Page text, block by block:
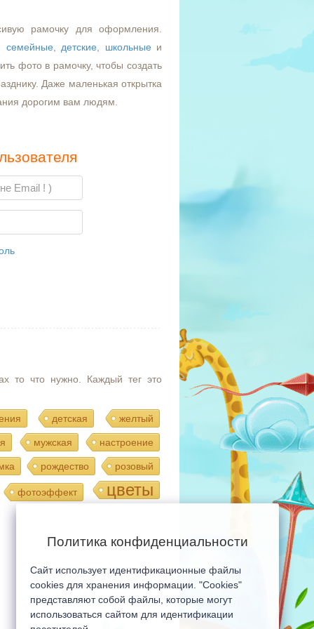
рамочку для оформления.
семейные детские школьные и
фото в рамочку, чтобы создать
Даже маленькая открытка
дорогим вам людям.
то что нужно. Каждый тег это
детская желтый
мужская настроение
рождество розовый
фотоэффект цветы
Мобильная версия сайта
Политика конфиденциальности
Сайт использует идентификационные файлы
cookies для хранения информации. "Cookies"
представляют собой файлы, которые могут
использоваться сайтом для идентификации